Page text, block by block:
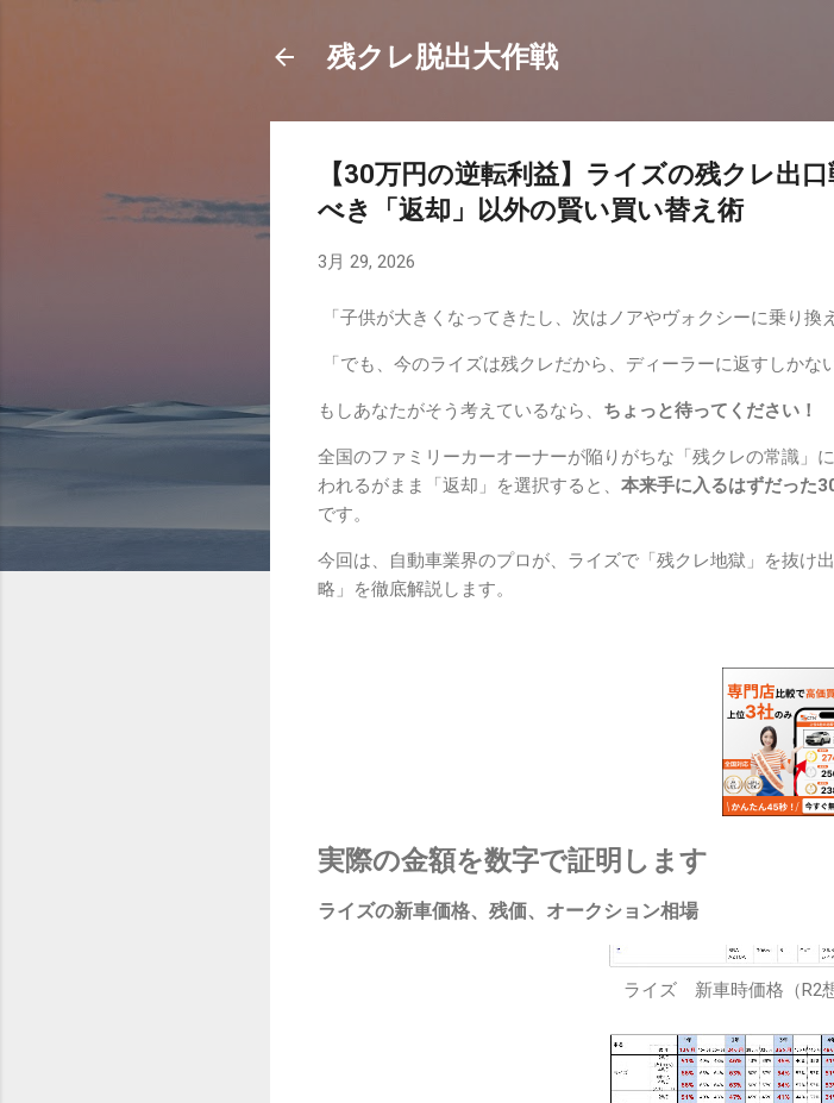
残クレ脱出大作戦
【30万円の逆転利益】ライズの残クレ出
べき「返却」以外の賢い買い替え術
3月 29, 2026
「子供が大きくなってきたし、次はノアやヴォクシーに乗り換
「でも、今のライズは残クレだから、ディーラーに返すしかな
もしあなたがそう考えているなら、 ちょっと待ってください！
全国のファミリーカーオーナーが陥りがちな「残クレの常識」
われるがまま「返却」を選択すると、 本来手に入るはずだった
です。
今回は、自動車業界のプロが、ライズで「残クレ地獄」を抜け
略」を徹底解説します。
実際の金額を数字で証明します
ライズの新車価格、残価、オークション相場
ライズ 新車時価格（R2